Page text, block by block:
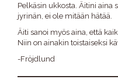
Pelkäsin ukkosta. Äitini aina
jyrinän, ei ole mitään hätää.
Äiti sanoi myös aina, että
Niin on ainakin toistaiseksi
-Fröjdlund